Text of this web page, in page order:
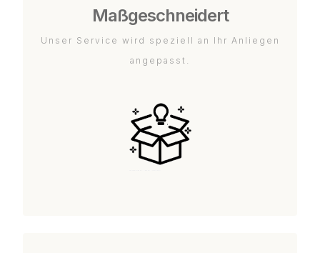
Maßgeschneidert
Unser Service wird speziell an Ihr Anliegen
angepasst.